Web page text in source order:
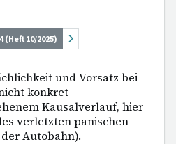
(Heft 10/2025)
und Vorsatz bei
konkret
Kausalverlauf, hier
verletzten panischen
Autobahn).